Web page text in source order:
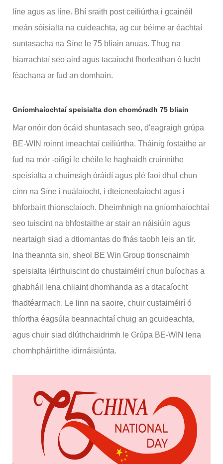
líne agus as líne. Bhí sraith post ceiliúrtha i gcainéil
meán sóisialta na cuideachta, ag cur béime ar éachtaí
suntasacha na Síne le 75 bliain anuas. Thug na
hiarrachtaí seo aird agus tacaíocht fhorleathan ó lucht
féachana ar fud an domhain.
Gníomhaíochtaí speisialta don chomóradh 75 bliain
Mar onóir don ócáid ​​shuntasach seo, d'eagraigh grúpa
BE-WIN roinnt imeachtaí ceiliúrtha. Tháinig fostaithe ar
fud na mór -oifigí le chéile le haghaidh cruinnithe
speisialta a chuimsigh óráidí agus plé faoi dhul chun
cinn na Síne i nuálaíocht, i dteicneolaíocht agus i
bhforbairt thionsclaíoch. Dheimhnigh na gníomhaíochtaí
seo tuiscint na bhfostaithe ar stair an náisiúin agus
neartaigh siad a dtiomantas do fhás taobh leis an tír.
Ina theannta sin, sheol BE Win Group tionscnaimh
speisialta léirthuiscint do chustaiméirí chun buíochas a
ghabháil lena chliaint dhomhanda as a dtacaíocht
fhadtéarmach. Le linn na saoire, chuir custaiméirí ó
thíortha éagsúla beannachtaí chuig an gcuideachta,
agus chuir siad dlúthchaidrimh le Grúpa BE-WIN lena
chomhpháirtithe idirnáisiúnta.